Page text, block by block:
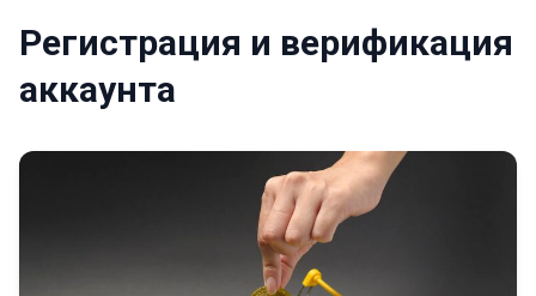
Регистрация и верификация
аккаунта